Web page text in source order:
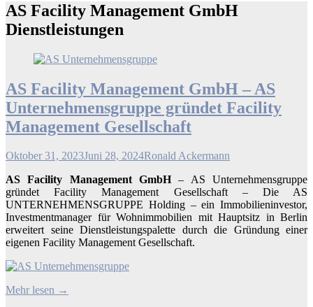
AS Facility Management GmbH
Dienstleistungen
AS Facility Management GmbH – AS
Unternehmensgruppe gründet Facility
Management Gesellschaft
Oktober 31, 2023Juni 28, 2024Ronald Ackermann
AS Facility Management GmbH– AS Unternehmensgruppe
gründet Facility Management Gesellschaft – Die AS
UNTERNEHMENSGRUPPE Holding – ein Immobilieninvestor,
Investmentmanager für Wohnimmobilien mit Hauptsitz in Berlin
erweitert seine Dienstleistungspalette durch die Gründung einer
eigenen Facility Management Gesellschaft.
Mehr lesen →